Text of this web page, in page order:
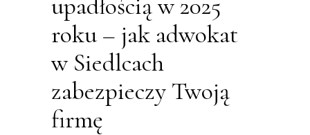
roku – jak adwokat
w Siedlcach
zabezpieczy Twoją
firmę